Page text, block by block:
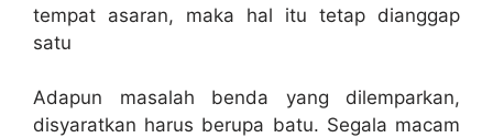
tempat asaran, maka hal itu tetap dianggap
satu
Adapun masalah benda yang dilemparkan,
disyaratkan harus berupa batu. Segala macam